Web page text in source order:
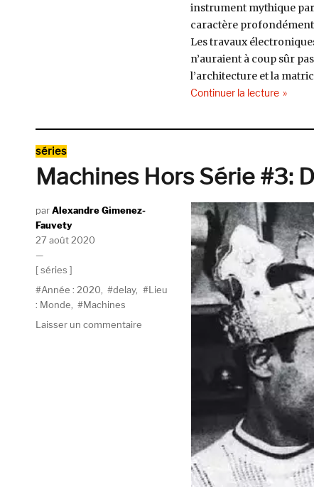
instrument mythique
caractère
Les travaux
n’auraient à coup sûr
l’architecture et la
Continuer la lecturede «
Catégories
séries
Machines Hors Série #3:
AuteurAlexandre Gimenez-
Fauvety
Publié
le
27 août 2020
Catégories
séries
Étiquettes
Année : 2020 delay,
Lieu
: Monde
Machines
Laisser un commentaire